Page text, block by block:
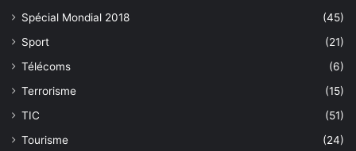
Spécial Mondial 2018
(45)
Sport
(21)
Télécoms
(6)
Terrorisme
(15)
TIC
(51)
Tourisme
(24)